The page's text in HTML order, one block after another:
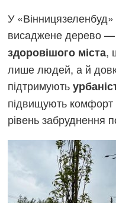
У
висаджене дерево
здоровішого міста,
лише людей, а й
підтримують
підвищують комфорт
рівень забруднення